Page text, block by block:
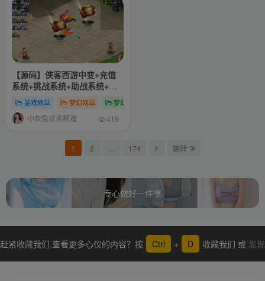
【源码】侠客西游中变+充值
系统+挑战系统+助战系统+首
冲系统+赐福系统+扫荡系统
+挂机系统+锻造系统+绝学系
统+更多功能自行体验+搭建教
游戏网单 梦幻网单 梦幻专区
小灰兔技术频道 419
1 2 174 跳转
专心做好一件事
赶紧收藏我们,查看更多心仪的内容？按 Ctrl + D 收藏我们 或 发现